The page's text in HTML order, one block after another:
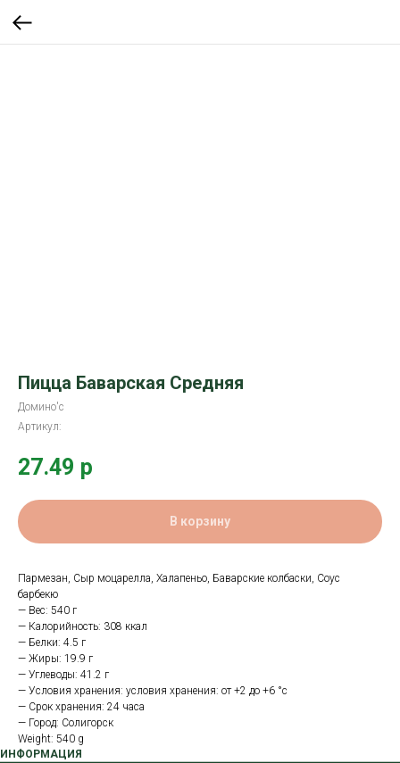
Пицца Баварская Средняя
Домино'с
Артикул:
27.49 р
В корзину
Пармезан, Сыр моцарелла, Халапеньо, Баварские колбаски, Соус
барбекю
— Вес: 540 г
— Калорийность: 308 ккал
— Белки: 4.5 г
— Жиры: 19.9 г
— Углеводы: 41.2 г
— Условия хранения: условия хранения: от +2 до +6 °с
— Срок хранения: 24 часа
— Город: Солигорск
Weight: 540 g
ИНФОРМАЦИЯ